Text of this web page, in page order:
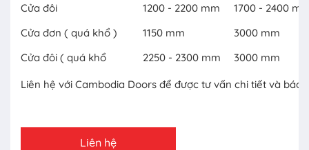
Cửa đôi
1200 - 2200 mm
1700 - 2400
Cửa đơn ( quá khổ )
1150 mm
3000 mm
Cửa đôi ( quá khổ
2250 - 2300 mm 3000 mm
Liên hệ với Cambodia Doors để được tư vấn chi tiết và báo
Liên hệ